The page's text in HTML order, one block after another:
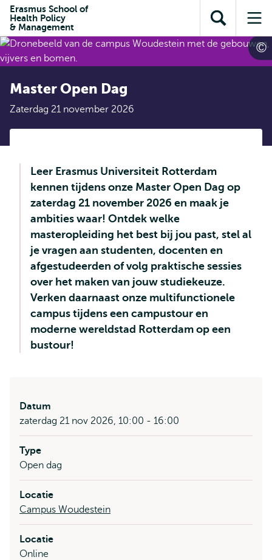
inhoud
gaan
gaan
Direct naar
subnavigatie
Erasmus School of
Health Policy
& Management
Toon
zoekveld
Master Open Dag
Zaterdag 21 november 2026
Leer Erasmus Universiteit Rotterdam
kennen tijdens onze Master Open Dag op
zaterdag 21 november 2026 en maak je
ambities waar! Ontdek welke
masteropleiding het best bij jou past, stel al
je vragen aan studenten, docenten en
afgestudeerden of volg praktische sessies
over het maken van jouw studiekeuze.
Verken daarnaast onze multifunctionele
campus tijdens een campustour en
moderne wereldstad Rotterdam op een
bustour!
Datum
zaterdag 21 nov 2026, 10:00 - 16:00
Type
Open dag
Locatie
Campus Woudestein
Locatie
Online